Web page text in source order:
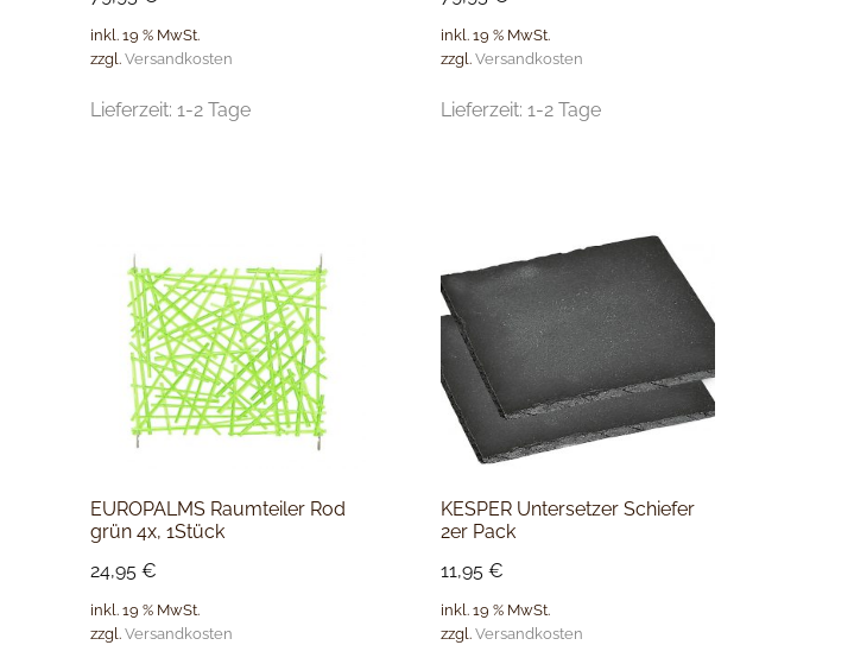
inkl. 19 % MwSt.
zzgl.Versandkosten
Lieferzeit:1-2 Tage
inkl. 19 % MwSt.
zzgl.Versandkosten
Lieferzeit:1-2 Tage
EUROPALMS Raumteiler Rod
grün 4x, 1Stück
24,95€
inkl. 19 % MwSt.
zzgl.Versandkosten
KESPER Untersetzer Schiefer
2er Pack
11,95€
inkl. 19 % MwSt.
zzgl.Versandkosten